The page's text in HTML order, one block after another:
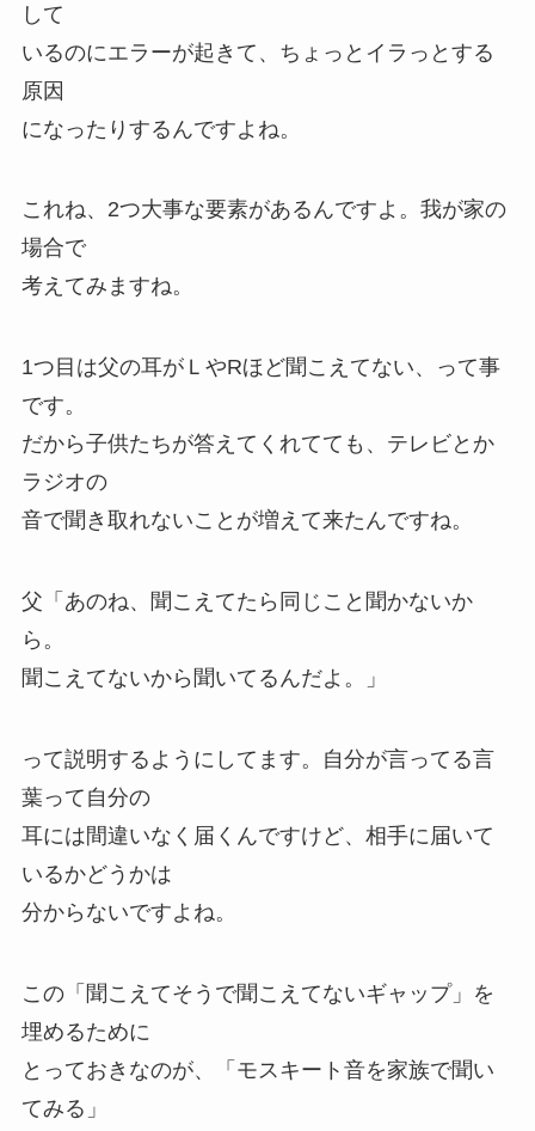
して
いるのにエラーが起きて、ちょっと イラっ とする
原因
になったりするんですよね。
これね、 2つ大事な要素があるんですよ。我が家の
場合で
考えてみますね。
1つ目は父の耳がＬやRほど聞こえてない、って事
です。
だから子供たちが答えてくれてても、テレビとか
ラジオの
音で聞き取れないことが増えて来たんですね。
父「あのね、聞こえてたら同じこと聞かないか
ら。
聞こえてないから聞いてるんだよ。」
って説明するようにしてます。自分が言ってる言
葉って自分の
耳には間違いなく届くんですけど、相手に届いて
いるかどうかは
分からないですよね。
この「聞こえてそうで聞こえてないギャップ」を
埋めるために
とっておきなのが、
「モスキート音を家族で聞い
てみる」